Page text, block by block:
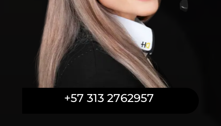
+57 313 2762957